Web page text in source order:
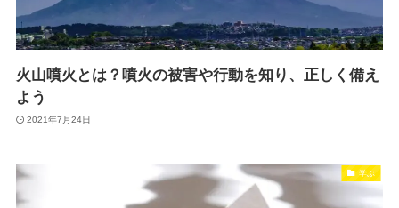
火山噴火とは？噴火の被害や行動を知り、正しく備え
よう
2021年7月24日
学ぶ